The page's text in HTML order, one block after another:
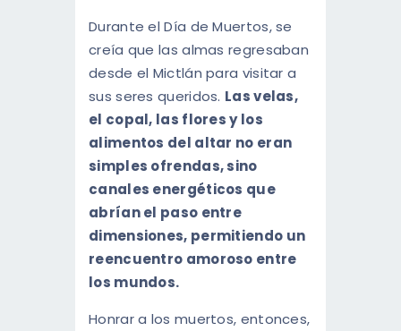
Durante el Día de Muertos, se
creía que las almas regresaban
desde el Mictlán para visitar a
sus seres queridos. Las velas,
el copal, las flores y los
alimentos del altar no eran
simples ofrendas, sino
canales energéticos que
abrían el paso entre
dimensiones, permitiendo un
reencuentro amoroso entre
los mundos.
Honrar a los muertos, entonces,